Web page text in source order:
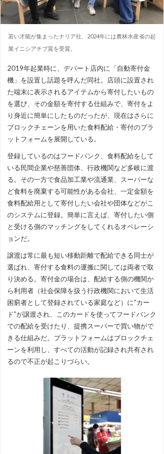
若い才能が集まったナリア社、2024年には農林水産省の起
業イニシアチブ賞を受賞。
2019年起業時に、デパート店内に「自動寄付金
機」を設置し話題を呼んだ同社。店頭に設置され
た端末に表示されるアイテムから寄付したいもの
を選び、その金額を寄付する仕組みで、寄付をよ
り身近に簡単にしたものだったが、現在はさらに
ブロックチェーンを用いた食料配給・寄付のプラ
ットフォームを展開している。
登録しているのはフードバンク、食料配給をして
いる民間企業や慈善団体、行政機関など多岐に渡
る。その一方で食品加工業や流通業、スーパーな
ど食料を廃棄する可能性がある会社、一定金額を
食料配給用として寄付したい会社や団体などがこ
のシステムに登録。簡単に言えば、寄付したい側
と受ける側のマッチングをしてくれるオペレーシ
ョンだ。
譲渡は常に最も短い移動距離で配給できる同士が
選ばれ、寄付する食料の運搬に関しては両者で取
り決める。寄付金の場合は、配給する側の機関か
ら利用者（社会保障を扱う行政機関において生活
困窮者として登録されている家庭など）に“カー
ド”が譲渡され、このカードを使ってフードバンク
での配給を受けたり、提携スーパーで買い物がで
きる仕組みだ。プラットフォームはブロックチェ
ーンを利用し、すべての活動が記録され共有され
るので不正が起こりづらい。